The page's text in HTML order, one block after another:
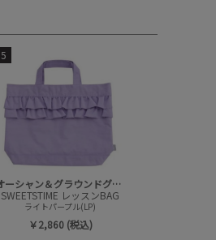
5
オーシャン＆グラウンドグッズ
SWEETSTIME レッスンBAG
ライトパープル(LP)
￥2,860 (税込)